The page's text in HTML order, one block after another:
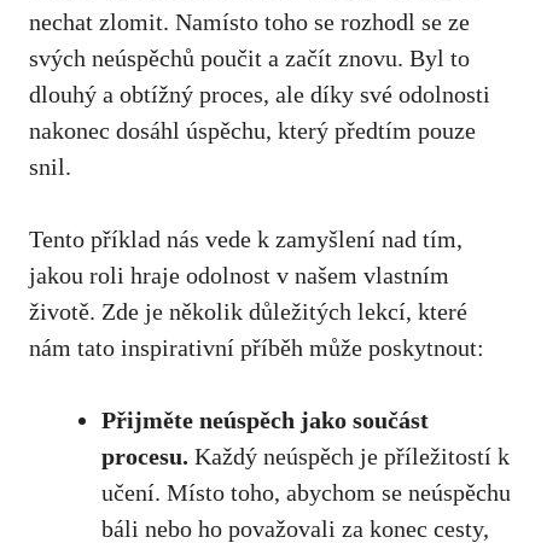
nechat‍ zlomit. Namísto toho⁣ se rozhodl se ze
svých neúspěchů poučit ⁤a začít znovu. Byl to
dlouhý‌ a obtížný ⁢proces, ale díky své odolnosti⁢
nakonec dosáhl úspěchu, který předtím⁢ pouze
snil.
Tento příklad nás⁤ vede k‍ zamyšlení nad tím,
jakou roli⁣ hraje odolnost v našem vlastním
životě.‍ Zde ⁣je několik ‌důležitých lekcí, ‍které
nám tato inspirativní příběh může poskytnout:
Přijměte neúspěch jako součást⁤
procesu. Každý neúspěch je příležitostí k
učení. Místo toho, abychom se neúspěchu
báli nebo ho ⁣považovali za konec cesty,